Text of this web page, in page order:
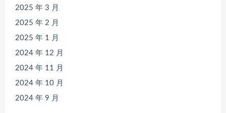
2025 年 3 月
2025 年 2 月
2025 年 1 月
2024 年 12 月
2024 年 11 月
2024 年 10 月
2024 年 9 月